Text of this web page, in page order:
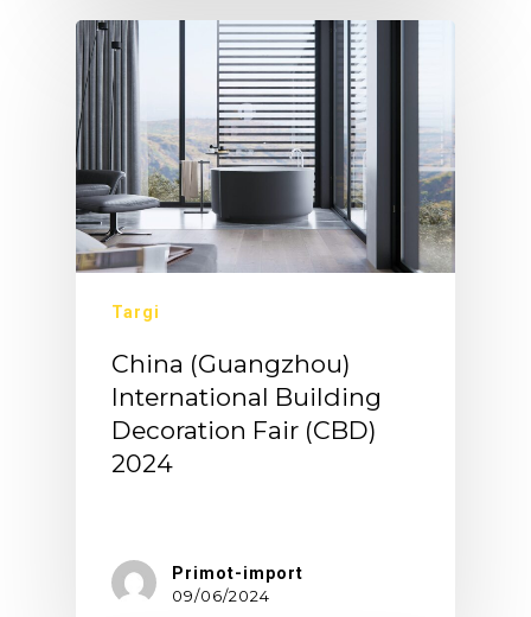
Targi
China (Guangzhou)
International Building
Decoration Fair (CBD)
2024
Primot-import
09/06/2024